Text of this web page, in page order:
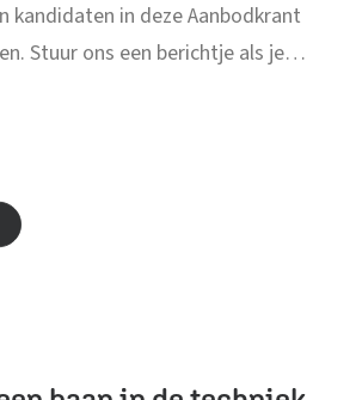
kandidaten in deze Aanbodkrant
Stuur ons een berichtje als je…